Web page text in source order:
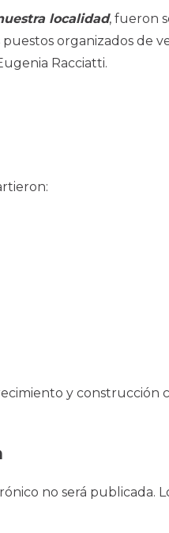
localidad, fueron
organizados de
Racciatti.
y construcción
no será publicada.